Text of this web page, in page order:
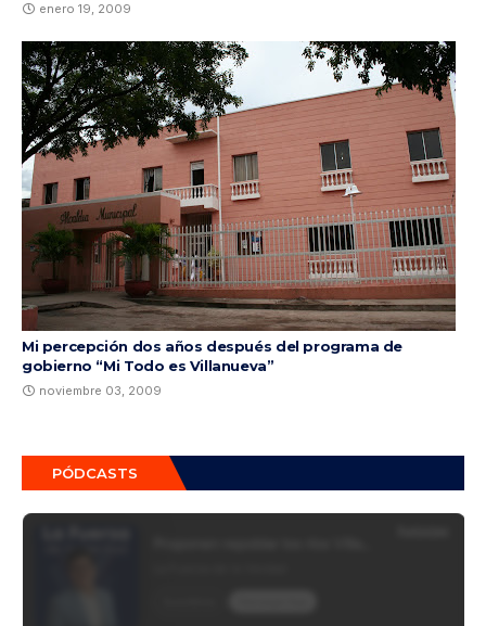
enero 19, 2009
Mi percepción dos años después del programa de
gobierno “Mi Todo es Villanueva”
noviembre 03, 2009
PÓDCASTS